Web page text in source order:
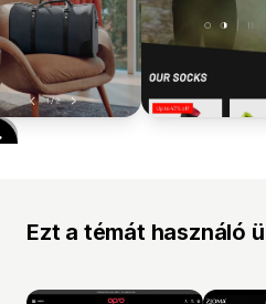
Ezt a témát használó